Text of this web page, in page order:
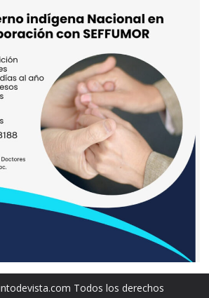
Todos los derechos